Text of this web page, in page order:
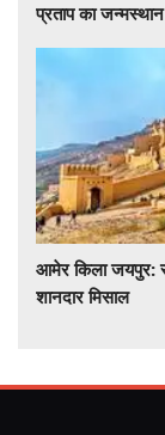
प्रताप का
आमेर किला जयपुर:
शानदार मिसाल